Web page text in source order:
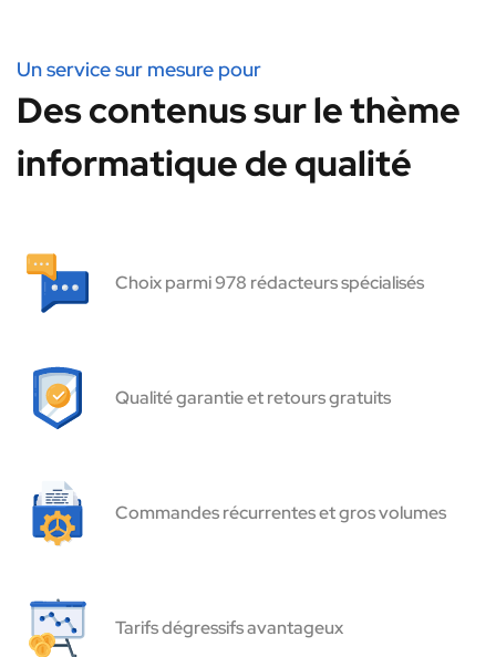
Un service sur mesure pour
Des contenus sur le thème
informatique de qualité
Choix parmi 978 rédacteurs spécialisés
Qualité garantie et retours gratuits
Commandes récurrentes et gros volumes
Tarifs dégressifs avantageux